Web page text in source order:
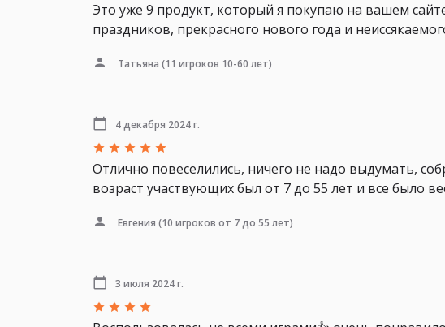
Это уже 9 продукт, который я покупаю на вашем
праздников, прекрасного нового года и
Татьяна (11 игроков 10-60 лет)
4 декабря 2024 г.
Отлично повеселились, ничего не надо выдумать,
возраст участвующих был от 7 до 55 лет и все было
Евгения (10 игроков от 7 до 55 лет)
3 июля 2024 г.